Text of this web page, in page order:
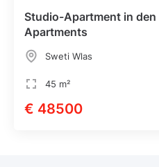
Studio-Apartment in den
Apartments
Sweti Wlas
45 m²
€ 48500